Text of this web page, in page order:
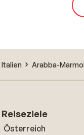
Italien Arabba-
Reiseziele
Österreich